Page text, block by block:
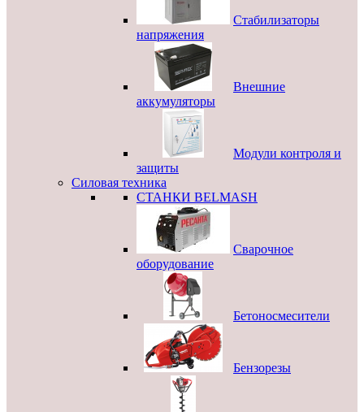
Стабилизаторы
напряжения
Внешние
аккумуляторы
Модули контроля и
защиты
Силовая техника
СТАНКИ BELMASH
Сварочное
оборудование
Бетоносмесители
Бензорезы